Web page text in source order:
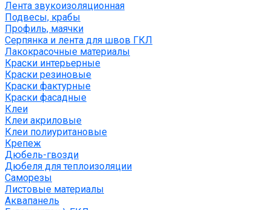
Лента звукоизоляционная
Подвесы, крабы
Профиль, маячки
Серпянка и лента для швов ГКЛ
Лакокрасочные материалы
Краски интерьерные
Краски резиновые
Краски фактурные
Краски фасадные
Клеи
Клеи акриловые
Клеи полиуритановые
Крепеж
Дюбель-гвозди
Дюбеля для теплоизоляции
Саморезы
Листовые материалы
Аквапанель